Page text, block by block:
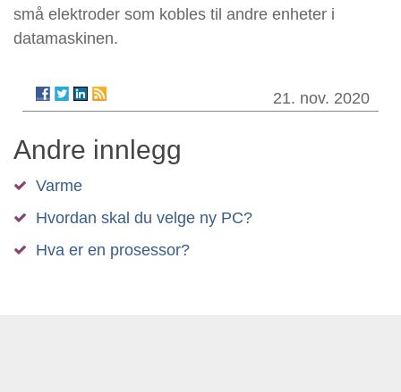
små elektroder som kobles til andre enheter i
datamaskinen.
21. nov. 2020
Andre innlegg
Varme
Hvοrdan skal du velge ny PC?
Hva er en prosessor?